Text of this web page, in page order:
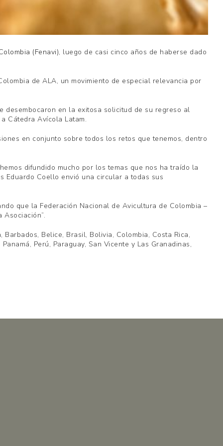
(Fenavi), luego de casi cinco años de haberse dado
de ALA, un movimiento de especial relevancia por
desembocaron en la exitosa solicitud de su regreso al
Cátedra Avícola Latam.
en conjunto sobre todos los retos que tenemos, dentro
difundido mucho por los temas que nos ha traído la
Eduardo Coello envió una circular a todas sus
que la Federación Nacional de Avicultura de Colombia –
Belice, Brasil, Bolivia, Colombia, Costa Rica,
Perú, Paraguay, San Vicente y Las Granadinas,